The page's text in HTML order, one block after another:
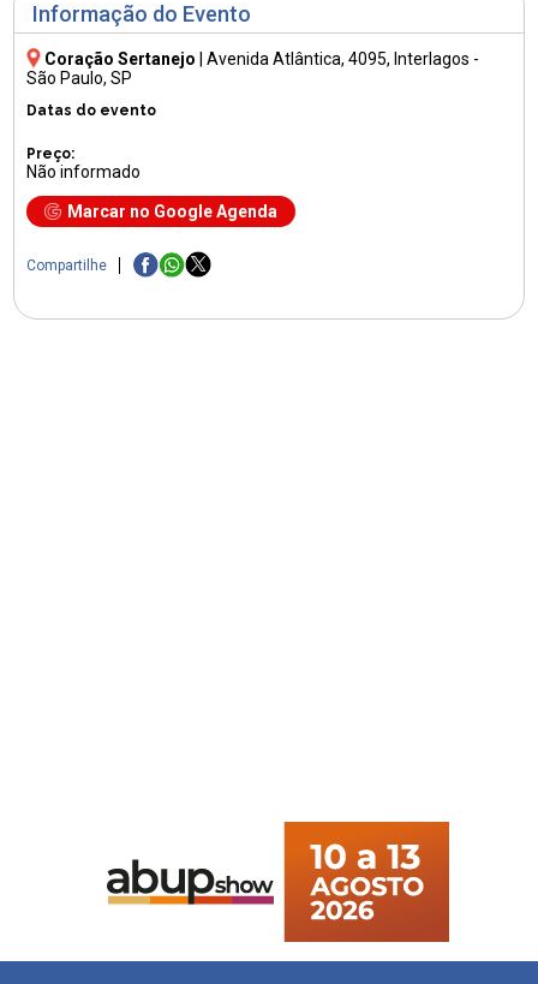
Informação do Evento
Coração Sertanejo |Avenida Atlântica, 4095, Interlagos -
São Paulo, SP
Datas do evento
Preço:
Não informado
Marcar no Google Agenda
Compartilhe